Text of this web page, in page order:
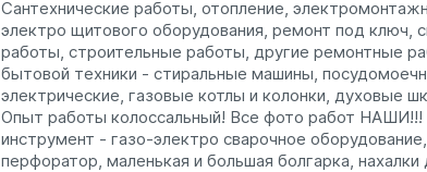
Сантехнические работы, отопление,
электро щитового оборудования, ремонт под ключ,
работы, строительные работы, другие ремонтные
бытовой техники - стиральные машины,
электрические, газовые котлы и колонки, духовые
Опыт работы колоссальный! Все фото работ НАШИ!!!
инструмент - газо-электро сварочное
перфоратор, маленькая и большая болгарка,